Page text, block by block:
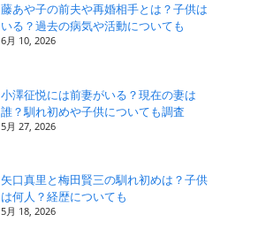
藤あや子の前夫や再婚相手とは？子供は
いる？過去の病気や活動についても
6月 10, 2026
小澤征悦には前妻がいる？現在の妻は
誰？馴れ初めや子供についても調査
5月 27, 2026
矢口真里と梅田賢三の馴れ初めは？子供
は何人？経歴についても
5月 18, 2026